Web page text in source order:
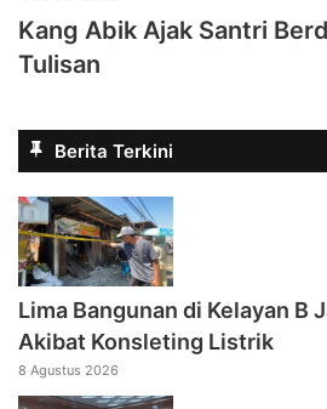
Kang Abik Ajak Santri
Tulisan
Berita Terkini
Lima Bangunan di Kelayan B
Akibat Konsleting Listrik
8 Agustus 2026